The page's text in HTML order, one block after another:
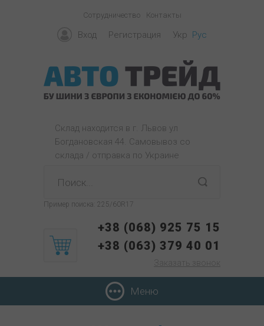
Сотрудничество Контакты
Вход Регистрация Укр Рус
Склад находится в г. Львов ул
Богдановская 44. Самовывоз со
склада / отправка по Украине
Пример поиска: 225/60R17
+38 (068) 925 75 15
+38 (063) 379 40 01
Заказать звонок
Меню